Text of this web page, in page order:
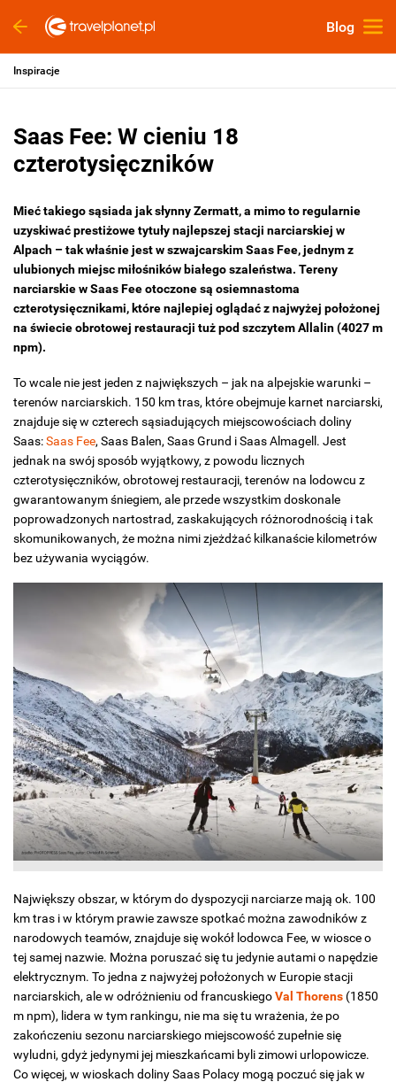
Blog
Inspiracje
Saas Fee: W cieniu 18
czterotysięczników
Mieć takiego sąsiada jak słynny Zermatt, a mimo to regularnie
uzyskiwać prestiżowe tytuły najlepszej stacji narciarskiej w
Alpach – tak właśnie jest w szwajcarskim Saas Fee, jednym z
ulubionych miejsc miłośników białego szaleństwa. Tereny
narciarskie w Saas Fee otoczone są osiemnastoma
czterotysięcznikami, które najlepiej oglądać z najwyżej położonej
na świecie obrotowej restauracji tuż pod szczytem Allalin (4027 m
npm).
To wcale nie jest jeden z największych – jak na alpejskie warunki –
terenów narciarskich. 150 km tras, które obejmuje karnet narciarski,
znajduje się w czterech sąsiadujących miejscowościach doliny
Saas:Saas Fee, Saas Balen, Saas Grund i Saas Almagell. Jest
jednak na swój sposób wyjątkowy, z powodu licznych
czterotysięczników, obrotowej restauracji, terenów na lodowcu z
gwarantowanym śniegiem, ale przede wszystkim doskonale
poprowadzonych nartostrad, zaskakujących różnorodnością i tak
skomunikowanych, że można nimi zjeżdżać kilkanaście kilometrów
bez używania wyciągów.
Największy obszar, w którym do dyspozycji narciarze mają ok. 100
km tras i w którym prawie zawsze spotkać można zawodników z
narodowych teamów, znajduje się wokół lodowca Fee, w wiosce o
tej samej nazwie. Można poruszać się tu jedynie autami o napędzie
elektrycznym. To jedna z najwyżej położonych w Europie stacji
narciarskich, ale w odróżnieniu od francuskiegoVal Thorens (1850
m npm), lidera w tym rankingu, nie ma się tu wrażenia, że po
zakończeniu sezonu narciarskiego miejscowość zupełnie się
wyludni, gdyż jedynymi jej mieszkańcami byli zimowi urlopowicze.
Co więcej, w wioskach doliny Saas Polacy mogą poczuć się jak w